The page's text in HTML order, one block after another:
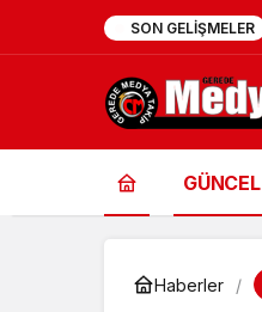
SON GELIŞMELER
GÜNCEL
Haberler